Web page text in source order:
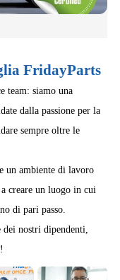
FridayParts
team: siamo una
dalla passione per la
sempre oltre le
un ambiente di lavoro
creare un luogo in cui
di pari passo.
nostri dipendenti,